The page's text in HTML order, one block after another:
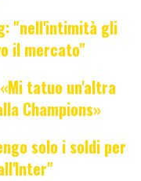
"nell'intimità gli
il mercato"
tatuo un'altra
Champions»
solo i soldi per